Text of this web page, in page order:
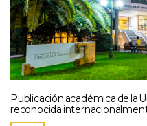
Publicación académica de la
reconocida